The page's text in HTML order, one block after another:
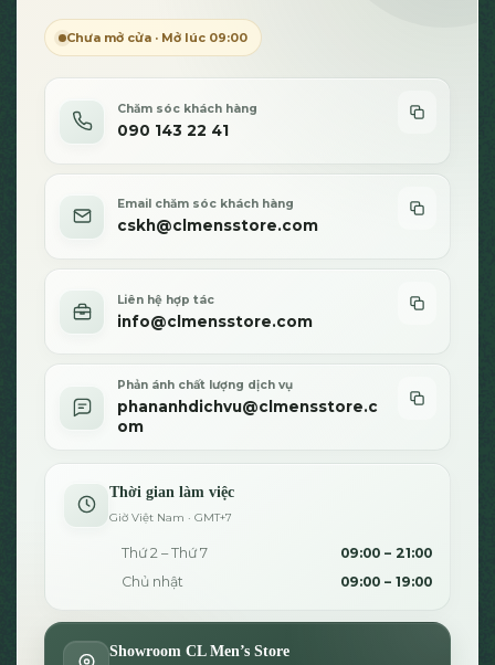
Chưa mở cửa · Mở lúc 09:00
Chăm sóc khách hàng
090 143 22 41
Email chăm sóc khách hàng
cskh@clmensstore.com
Liên hệ hợp tác
info@clmensstore.com
Phản ánh chất lượng dịch vụ
phananhdichvu@clmensstore.c
om
Thời gian làm việc
Giờ Việt Nam · GMT+7
Thứ 2 – Thứ 7
09:00 – 21:00
Chủ nhật
09:00 – 19:00
Showroom CL Men’s Store